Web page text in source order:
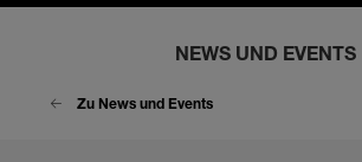
NEWS UND EVENTS
Zu News und Events